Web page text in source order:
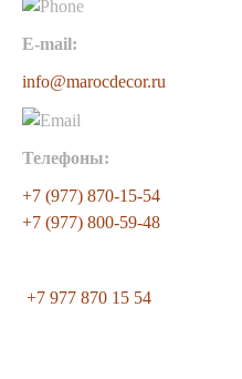
E-mail:
info@marocdecor.ru
Телефоны:
+7 (977) 870-15-54
+7 (977) 800-59-48
+7 977 870 15 54